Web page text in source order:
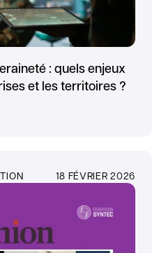
: quels enjeux
et les territoires ?
18 FÉVRIER 2026